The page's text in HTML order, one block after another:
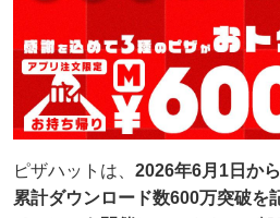
ピザハットは、 2026年6月1日か
累計ダウンロード数600万突破を